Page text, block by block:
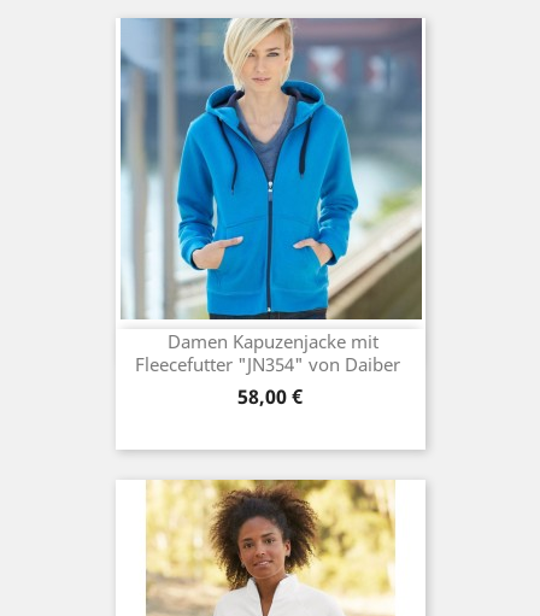
Damen Kapuzenjacke mit
Fleecefutter "JN354" von Daiber
Preis
58,00 €